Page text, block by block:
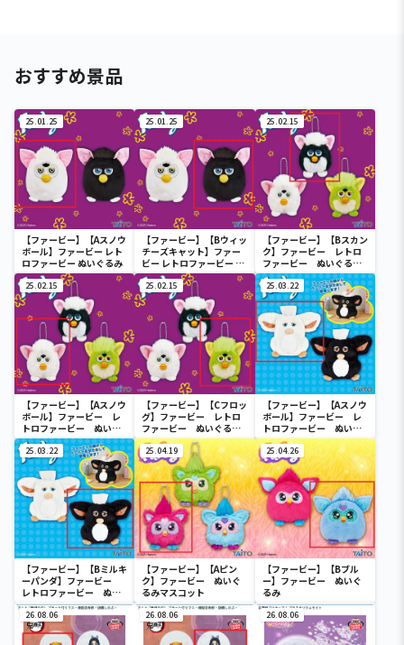
おすすめ景品
25.01.25
【ファービー】【Aスノウ
ボール】ファービー レト
ロファービー ぬいぐるみ
25.01.25
【ファービー】【Bウィッ
チーズキャット】ファー
ビー レトロファービー ぬ
いぐるみ
25.02.15
【ファービー】【Bスカン
ク】ファービー レトロ
ファービー ぬいぐるみ
マスコット
25.02.15
【ファービー】【Aスノウ
ボール】ファービー レ
トロファービー ぬいぐ
るみマスコット
25.02.15
【ファービー】【Cフロッ
グ】ファービー レトロ
ファービー ぬいぐるみ
マスコット
25.03.22
【ファービー】【Aスノウ
ボール】ファービー レ
トロファービー ぬいぐ
るみロールペーパーホル
ダー
25.03.22
【ファービー】【Bミルキ
ーパンダ】ファービー
レトロファービー ぬい
ぐるみロールペーパーホ
ルダー
25.04.19
【ファービー】【Aピン
ク】ファービー ぬいぐ
るみマスコット
25.04.26
【ファービー】【Bブル
ー】ファービー ぬいぐ
るみ
26.08.06 26.08.06 26.08.06